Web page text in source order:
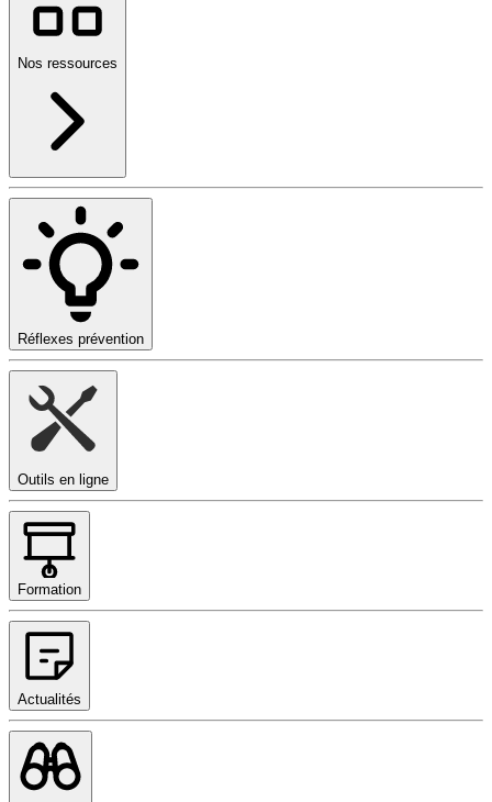
Nos ressources
Réflexes prévention
Outils en ligne
Formation
Actualités